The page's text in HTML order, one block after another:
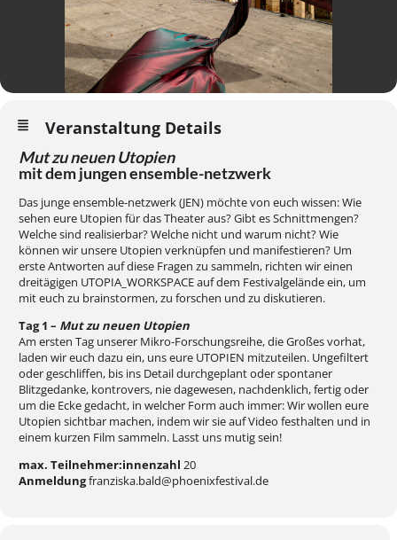
Veranstaltung Details
Mut zu neuen Utopien
mit dem jungen ensemble-netzwerk
Das junge ensemble-netzwerk (JEN) möchte von euch wissen: Wie
sehen eure Utopien für das Theater aus? Gibt es Schnittmengen?
Welche sind realisierbar? Welche nicht und warum nicht? Wie
können wir unsere Utopien verknüpfen und manifestieren? Um
erste Antworten auf diese Fragen zu sammeln, richten wir einen
dreitägigen UTOPIA_WORKSPACE auf dem Festivalgelände ein, um
mit euch zu brainstormen, zu forschen und zu diskutieren.
Tag 1 – Mut zu neuen Utopien
Am ersten Tag unserer Mikro-Forschungsreihe, die Großes vorhat,
laden wir euch dazu ein, uns eure UTOPIEN mitzuteilen. Ungefiltert
oder geschliffen, bis ins Detail durchgeplant oder spontaner
Blitzgedanke, kontrovers, nie dagewesen, nachdenklich, fertig oder
um die Ecke gedacht, in welcher Form auch immer: Wir wollen eure
Utopien sichtbar machen, indem wir sie auf Video festhalten und in
einem kurzen Film sammeln. Lasst uns mutig sein!
max. Teilnehmer:innenzahl 20
Anmeldungfranziska.bald@phoenixfestival.de